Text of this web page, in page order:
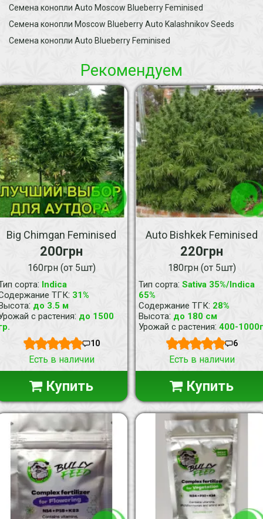
Семена конопли Auto Moscow Blueberry Feminised
Семена конопли Moscow Blueberry Auto Kalashnikov Seeds
Семена конопли Auto Blueberry Feminised
Рекомендуем
Big Chimgan Feminised
200грн
160грн (от 5шт)
сорта: Indica
ТГК: 31%
: до 3.5 м
с растения: до 1500
10
Есть в наличии
Купить
Auto Bishkek Feminised
220грн
180грн (от 5шт)
Тип сорта: Sativa 35%/Indica
65%
Содержание ТГК: 28%
Высота: до 180 см
Урожай с растения: 400-1000г
6
Есть в наличии
Купить